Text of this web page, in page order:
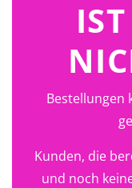
Bestellungen
Kunden, die
und noch